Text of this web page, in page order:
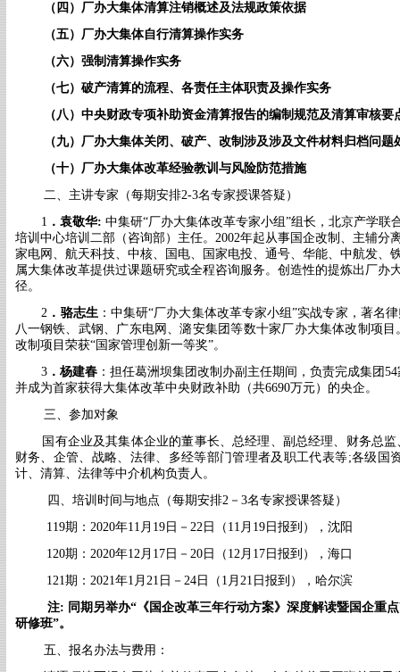
（四） 厂办大集体清算注销概述及法规政策依据
（五） 厂办大集体自行清算操作实务
（六） 强制清算操作实务
（七） 破产清算的流程、各责任主体职责及操作实务
（八 ） 中央财政专项补助资金清算报告的编制规范及清算审核要
（九） 厂办大集体关闭、 破产、改制涉及涉及文件材料归档问题
（十） 厂办大集体改革经验教训与风险防范措施
二、主讲专家 （每期安排2-3名专家授课答疑）
1 ． 袁敬华: 中集研“厂办大集体改革专家小组”组长，北京产学联
培训中心培训二部（咨询部）主任。2002年起从事国企改制、主辅分
家电网、航天科技、中核、国电、国家电投、通号、华能、中航发、
属大集体改革提供过课题研究或全程咨询服务。 创造性的提炼出厂办
径。
2 ． 骆志生：中集研“厂办大集体改革专家小组”实战专家，著名
八一钢铁、武钢 、广东电网、潞安集团等数十家厂办大集体改制项
改制项目荣获“国家管理创新一等奖”。
3 ．杨建春 ：担任葛洲坝集团改制办副主任期间，负责完成集团
并成为首家获得大集体改革中央财政补助（共6690万元）的央企。
三、参加对象
国有企业及其集体企业的董事长、总经理、副总经理、财务总
财务、企管、战略、法律、多经等部门管理者及职工代表等;各级国
计、清算、法律等中介机构负责人。
四、培训时间与地点 （每期安排2－3名专家授课答疑）
119期：2020年11月19日－22日（11月19日报到），沈阳
120期：2020年12月17日－20日（12月17日报到），海口
121期：2021年1月21日－24日（1月21日报到），哈尔滨
注: 同期另举办“ 《国企改革三年行动方案》深度解读暨国企重
研修班”。
五、报名办法与费用：